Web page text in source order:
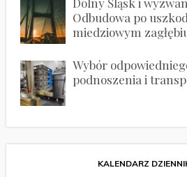
Odbudowa po
miedziowym
Wybór
podnoszenia i
KALENDARZ